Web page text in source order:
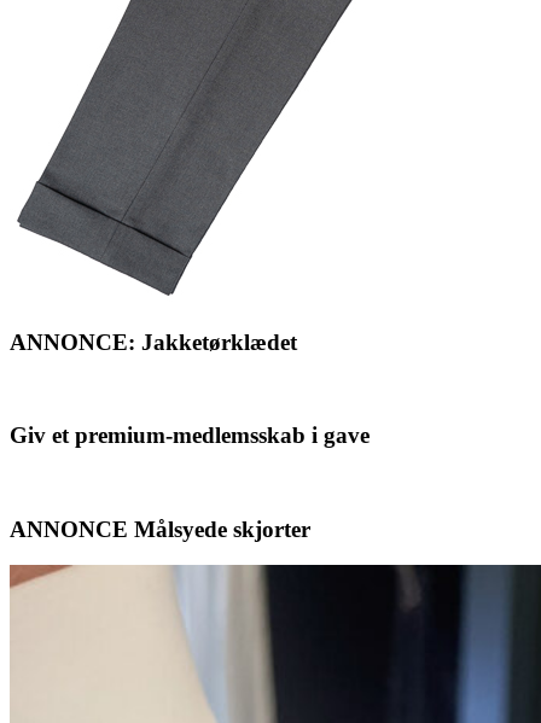
ANNONCE: Jakketørklædet
Giv et premium-medlemsskab i gave
ANNONCE Målsyede skjorter